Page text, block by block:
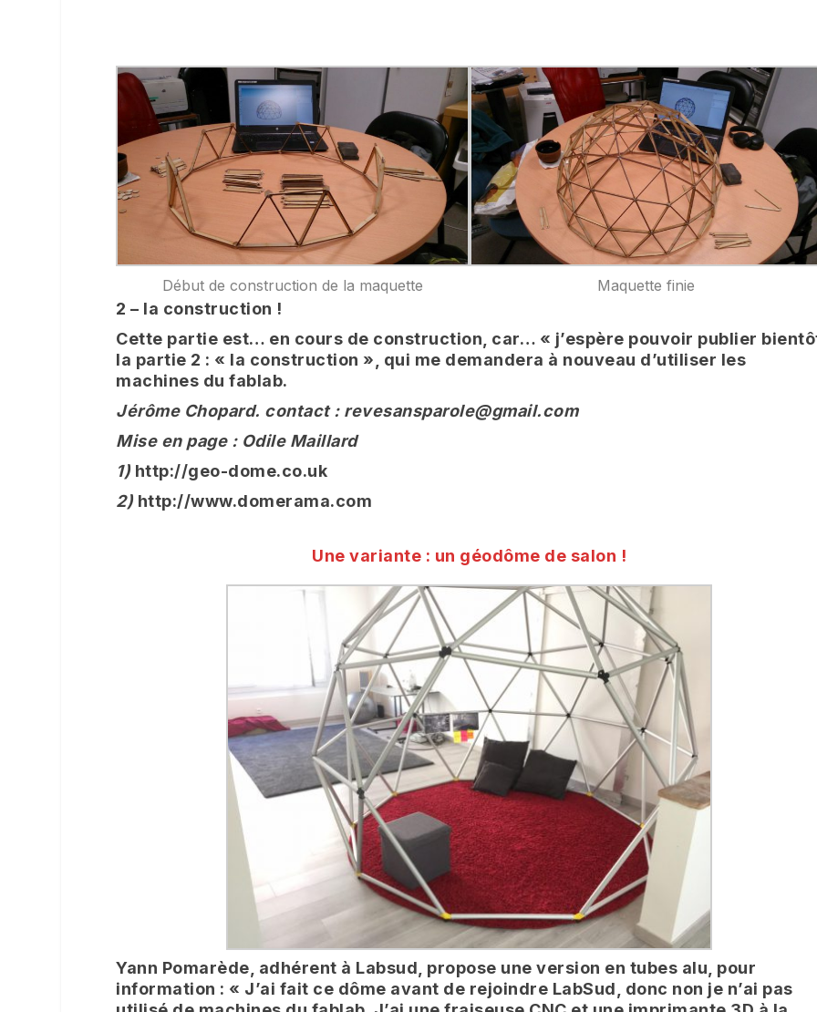
Début de construction de la maquette Maquette finie
2 – la construction !
Cette partie est… en cours de construction, car… « j’espère pouvoir publier
la partie 2 : « la construction », qui me demandera à nouveau d’utiliser les
machines du fablab.
Jérôme Chopard. contact : revesansparole@gmail.com
Mise en page : Odile Maillard
1) http://geo-dome.co.uk
2) http://www.domerama.com
Une variante : un géodôme de salon !
Yann Pomarède, adhérent à Labsud, propose une version en tubes alu, pour
information : « J’ai fait ce dôme avant de rejoindre LabSud, donc non je n’ai pas